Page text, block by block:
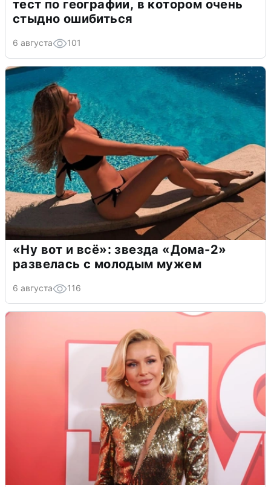
тест по географии, в котором очень
стыдно ошибиться
6 августа 101
«Ну вот и всё»: звезда «Дома-2»
развелась с молодым мужем
6 августа 116